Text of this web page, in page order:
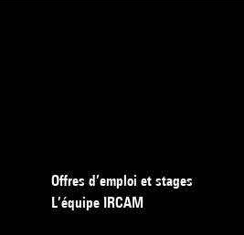
Offres d’emploi et stages
L’équipe IRCAM